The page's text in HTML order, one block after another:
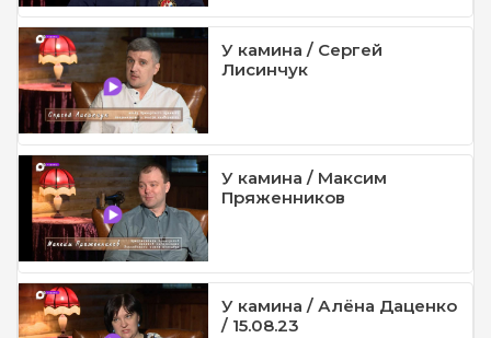
У камина / Сергей
Лисинчук
У камина / Максим
Пряженников
У камина / Алёна Даценко
/ 15.08.23